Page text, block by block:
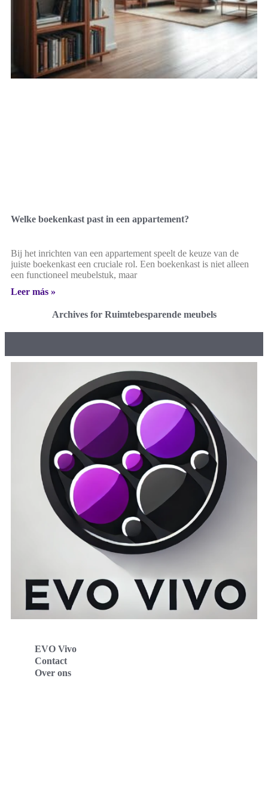
Welke boekenkast past in een appartement?
Bij het inrichten van een appartement speelt de keuze van de
juiste boekenkast een cruciale rol. Een boekenkast is niet alleen
een functioneel meubelstuk, maar
Leer más »
Archives for Ruimtebesparende meubels
EVO Vivo
Contact
Over ons